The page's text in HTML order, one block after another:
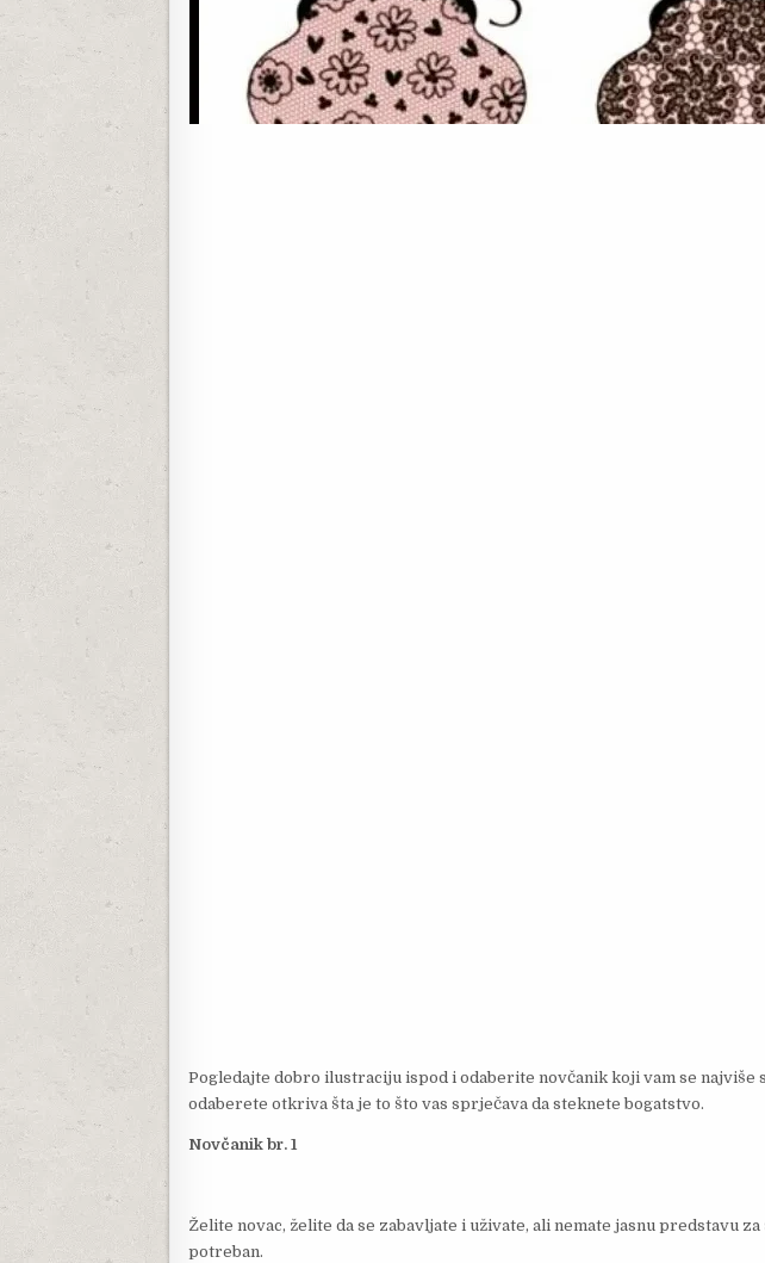
Pogledajte dobro ilustraciju ispod i odaberite novčanik koji vam se najviše
odaberete otkriva šta je to što vas sprječava da steknete bogatstvo.
Novčanik br. 1
Želite novac, želite da se zabavljate i uživate, ali nemate jasnu predstavu za
potreban.